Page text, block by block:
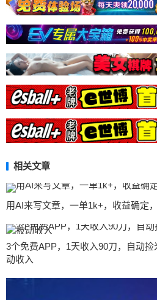
相关文章
用AI来写文章，一单1k+，收益确定
3个免费APP，1天收入90刀，自动
动收入